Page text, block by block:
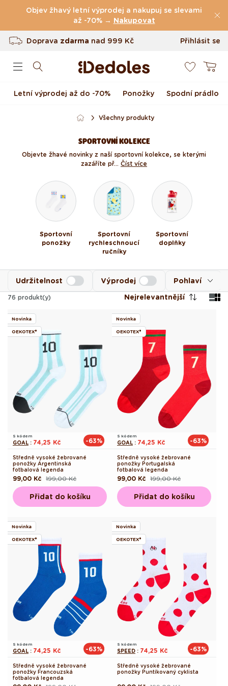
Přejít k obsahu
Objev žhavý letní výprodej a nakupuj se slevami
až -70% → Nakupovat
zdarmanad999 Kč
Vrácení až do 100 dnů
Originální design navržený u nás
Přihlásit se
Košík
Letní výprodej až do -70% Ponožky Spodní prádlo
Všechny produkty
SPORTOVNÍ KOLEKCE
Objevte žhavé novinky z naší sportovní kolekce, se kterými
zazáříte př... Číst více
Sportovní
ponožky
Sportovní
rychleschnoucí
ručníky
Sportovní
doplňky
Pohlaví
Udržitelnost Výprodej
76 produkt(y) Nejrelevantnější
Novinka
OEKOTEX®
S kódem
GOAL : 74,25 Kč -63%
Středně vysoké žebrované
ponožky Argentinská
fotbalová legenda
Běžná
cena
199,00 Kč
Výprodejová
cena
99,00 Kč
Přidat do košíku
Novinka
OEKOTEX®
S kódem
GOAL : 74,25 Kč -63%
Středně vysoké žebrované
ponožky Portugalská
fotbalová legenda
Běžná
cena
199,00 Kč
Výprodejová
cena
99,00 Kč
Přidat do košíku
Novinka
OEKOTEX®
S kódem
GOAL : 74,25 Kč -63%
Středně vysoké žebrované
ponožky Francouzská
fotbalová legenda
Novinka
OEKOTEX®
S kódem
SPEED : 74,25 Kč -63%
Středně vysoké žebrované
ponožky Puntíkovaný cyklista